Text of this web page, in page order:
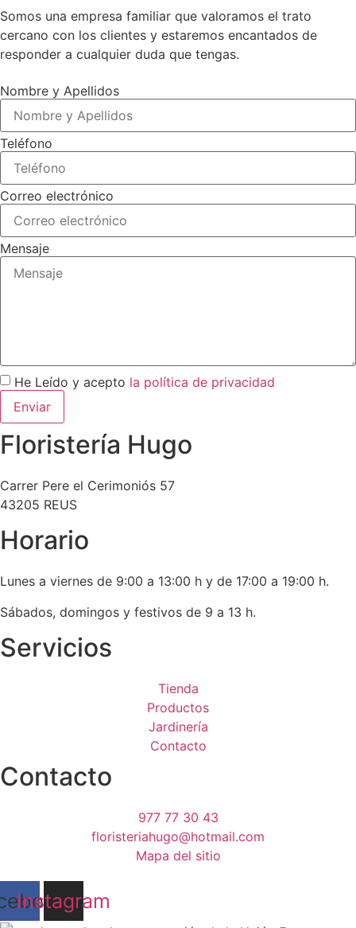
Somos una empresa familiar que valoramos el trato
cercano con los clientes y estaremos encantados de
responder a cualquier duda que tengas.
Nombre y Apellidos
Teléfono
Correo electrónico
Mensaje
He Leído y acepto la política de privacidad
Enviar
Floristería Hugo
Carrer Pere el Cerimoniós 57
43205 REUS
Horario
Lunes a viernes de 9:00 a 13:00 h y de 17:00 a 19:00 h.
Sábados, domingos y festivos de 9 a 13 h.
Servicios
Tienda
Productos
Jardinería
Contacto
Contacto
977 77 30 43
floristeriahugo@hotmail.com
Mapa del sitio
Instagram